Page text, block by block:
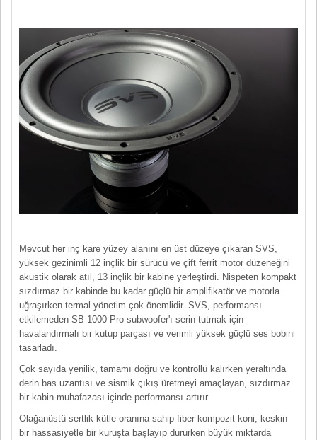
Mevcut her inç kare yüzey alanını en üst düzeye çıkaran SVS,
yüksek gezinimli 12 inçlik bir sürücü ve çift ferrit motor düzeneğini
akustik olarak atıl, 13 inçlik bir kabine yerleştirdi. Nispeten kompakt
sızdırmaz bir kabinde bu kadar güçlü bir amplifikatör ve motorla
uğraşırken termal yönetim çok önemlidir. SVS, performansı
etkilemeden SB-1000 Pro subwoofer'ı serin tutmak için
havalandırmalı bir kutup parçası ve verimli yüksek güçlü ses bobini
tasarladı.
Çok sayıda yenilik, tamamı doğru ve kontrollü kalırken yeraltında
derin bas uzantısı ve sismik çıkış üretmeyi amaçlayan, sızdırmaz
bir kabin muhafazası içinde performansı artırır.
Olağanüstü sertlik-kütle oranına sahip fiber kompozit koni, keskin
bir hassasiyetle bir kuruşta başlayıp dururken büyük miktarda